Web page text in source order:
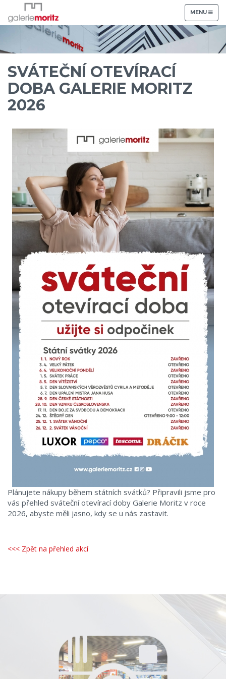
TOGGLE
NAVIGATION
MENU
SVÁTEČNÍ OTEVÍRACÍ
DOBA GALERIE MORITZ
2026
Plánujete nákupy během státních svátků? Připravili jsme pro
vás přehled sváteční otevírací doby Galerie Moritz v roce
2026, abyste měli jasno, kdy se u nás zastavit.
<<< Zpět na přehled akcí